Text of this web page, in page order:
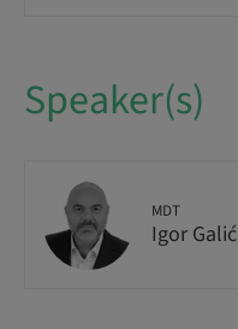
Speaker(s)
MDT
Igor Galić